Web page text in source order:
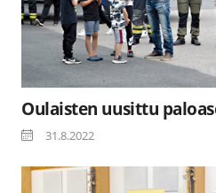
Oulaisten uusittu
31.8.2022